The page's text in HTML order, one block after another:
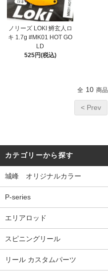
ノリーズ LOKI 鱒玄人ロ
キ 1.7g #MK01 HOT GO
LD
525円(税込)
全 10 商品
< Prev
カテゴリーから探す
城峰 オリジナルカラー
P-series
エリアロッド
スピニングリール
リール カスタムパーツ